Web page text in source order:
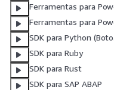
Ferramentas para
Ferramentas para
SDK para Python
SDK para Ruby
SDK para Rust
SDK para SAP ABAP